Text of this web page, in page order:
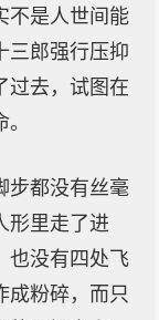
不是人世间能
三郎强行压抑
过去，试图在
步都没有丝毫
形里走了进
也没有四处飞
成粉碎，而只